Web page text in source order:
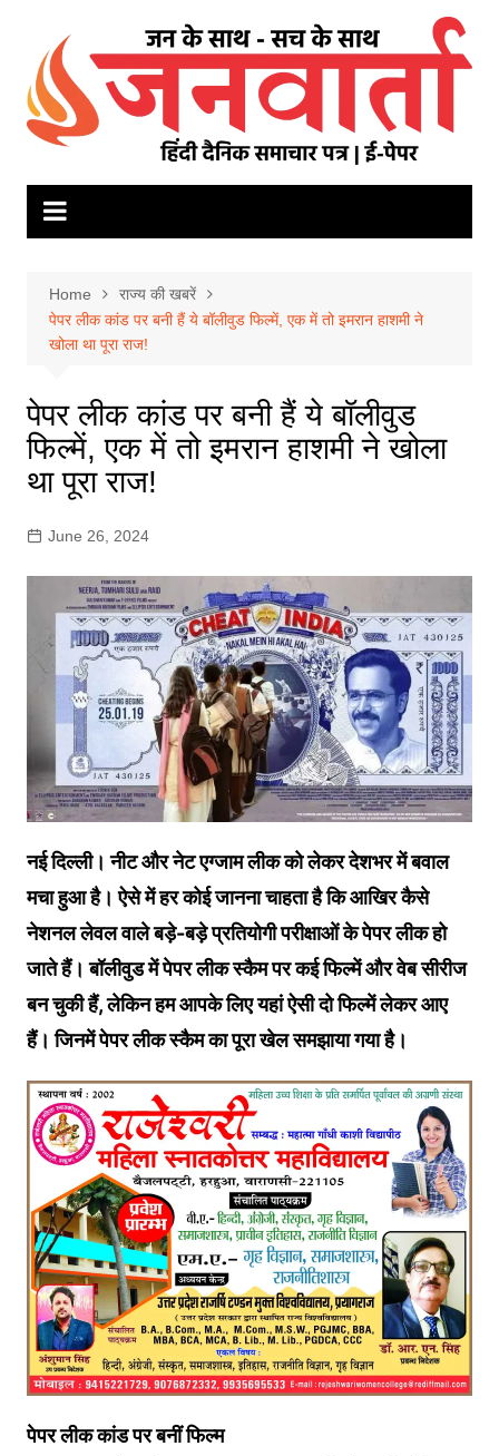
content
Home
राज्य की खबरें
पेपर लीक कांड पर बनी हैं ये बॉलीवुड फिल्में, एक में तो इमरान हाशमी ने
खोला था पूरा राज!
पेपर लीक कांड पर बनी हैं ये बॉलीवुड
फिल्में, एक में तो इमरान हाशमी ने खोला
था पूरा राज!
June 26, 2024
नई दिल्ली। नीट और नेट एग्जाम लीक को लेकर देशभर में बवाल
मचा हुआ है। ऐसे में हर कोई जानना चाहता है कि आखिर कैसे
नेशनल लेवल वाले बड़े-बड़े प्रतियोगी परीक्षाओं के पेपर लीक हो
जाते हैं। बॉलीवुड में पेपर लीक स्कैम पर कई फिल्में और वेब सीरीज
बन चुकी हैं, लेकिन हम आपके लिए यहां ऐसी दो फिल्में लेकर आए
हैं। जिनमें पेपर लीक स्कैम का पूरा खेल समझाया गया है।
पेपर लीक कांड पर बनीं फिल्म